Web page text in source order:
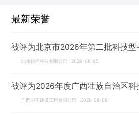
最新荣誉
被评为北京市2026年第二批科技型
北京恒尚科技有限公司 2026-08-05
被评为2026年度广西壮族自治区科
广西中珩建设工程有限公司 2026-08-05